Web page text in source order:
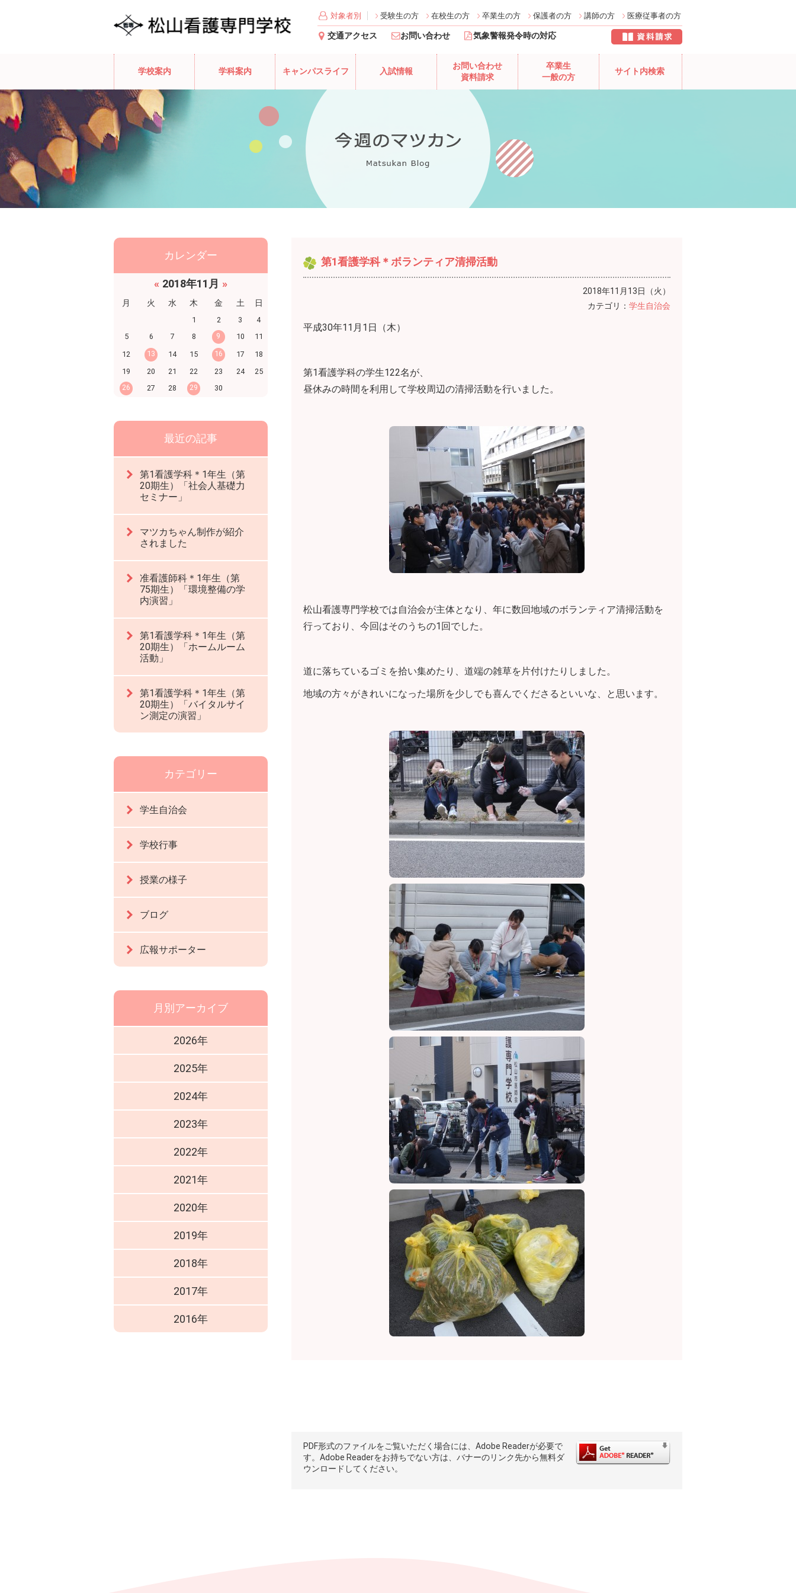
対象者別 受験生の方 在校生の方 卒業生の方 保護者の方 講師の方 医療従事者の方
交通アクセス お問い合わせ 気象警報発令時の対応
学校案内 学科案内 キャンパスライフ 入試情報
お問い合わせ
資料請求
卒業生
一般の方
サイト内検索
第1看護学科＊ボランティア清掃活動
2018年11月13日（火）
カテゴリ： 学生自治会
平成30年11月1日（木）
第1看護学科の学生122名が、
昼休みの時間を利用して学校周辺の清掃活動を行いました。
松山看護専門学校では自治会が主体となり、年に数回地域のボランティア清掃活動を
行っており、今回はそのうちの1回でした。
道に落ちているゴミを拾い集めたり、道端の雑草を片付けたりしました。
地域の方々がきれいになった場所を少しでも喜んでくださるといいな、と思います。
PDF形式のファイルをご覧いただく場合には、Adobe Readerが必要で
す。Adobe Readerをお持ちでない方は、バナーのリンク先から無料ダ
ウンロードしてください。
カレンダー
« 2018年11月 »
月 火 水 木 金 土 日
1 2 3
4
5
6 7 8 9 10
11
12
13 14 15 16 17
18
19
20 21 22 23 24
25
26
27 28 29 30
最近の記事
第1看護学科＊1年生（第
20期生）「社会人基礎力
セミナー」
マツカちゃん制作が紹介
されました
准看護師科＊1年生（第
75期生）「環境整備の学
内演習」
第1看護学科＊1年生（第
20期生）「ホームルーム
活動」
第1看護学科＊1年生（第
20期生）「バイタルサイ
ン測定の演習」
カテゴリー
学生自治会
学校行事
授業の様子
ブログ
広報サポーター
月別アーカイブ
2026年
2025年
2024年
2023年
2022年
2021年
2020年
2019年
2018年
2017年
2016年